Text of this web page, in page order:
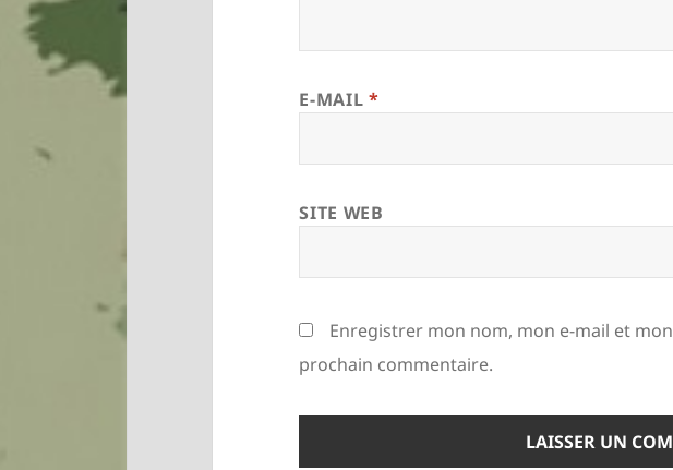
E-MAIL *
SITE WEB
Enregistrer mon nom, mon e-mail et
prochain commentaire.